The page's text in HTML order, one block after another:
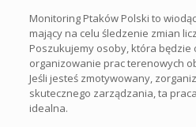
Monitoring Ptaków Polski to
mający na celu śledzenie zmian
Poszukujemy osoby, która
organizowanie prac terenowych
Jeśli jesteś zmotywowany,
skutecznego zarządzania, ta
idealna.